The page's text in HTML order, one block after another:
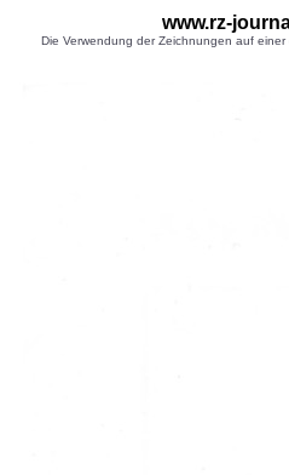
www.rz-
Die Verwendung der Zeichnungen auf